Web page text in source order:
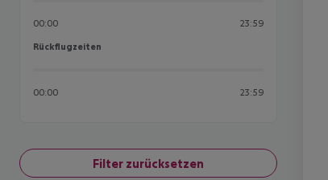
00:00 23:59
Rückflugzeiten
Rückflugzeiten
00:00 23:59
Filter zurücksetzen